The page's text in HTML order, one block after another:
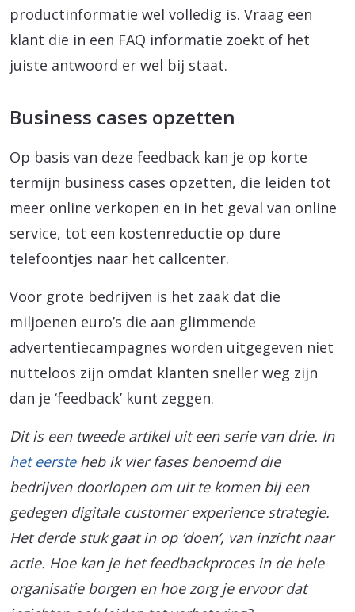
productinformatie wel volledig is. Vraag een
klant die in een FAQ informatie zoekt of het
juiste antwoord er wel bij staat.
Business cases opzetten
Op basis van deze feedback kan je op korte
termijn business cases opzetten, die leiden tot
meer online verkopen en in het geval van online
service, tot een kostenreductie op dure
telefoontjes naar het callcenter.
Voor grote bedrijven is het zaak dat die
miljoenen euro’s die aan glimmende
advertentiecampagnes worden uitgegeven niet
nutteloos zijn omdat klanten sneller weg zijn
dan je ‘feedback’ kunt zeggen.
Dit is een tweede artikel uit een serie van drie. In
het eersteheb ik vier fases benoemd die
bedrijven doorlopen om uit te komen bij een
gedegen digitale customer experience strategie.
Het derde stuk gaat in op ‘doen’, van inzicht naar
actie. Hoe kan je het feedbackproces in de hele
organisatie borgen en hoe zorg je ervoor dat